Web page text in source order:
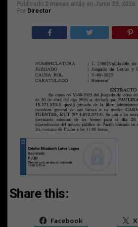
Publicado 2 meses atrás en Junio 23, 2026
Por Director
Share this:
Facebook X